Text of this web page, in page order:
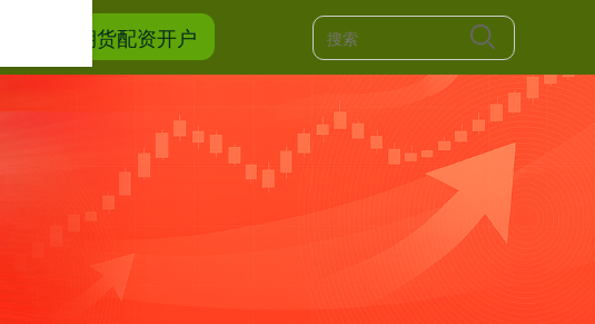
在线期货配资开户